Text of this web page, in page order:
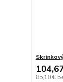
85,10 €